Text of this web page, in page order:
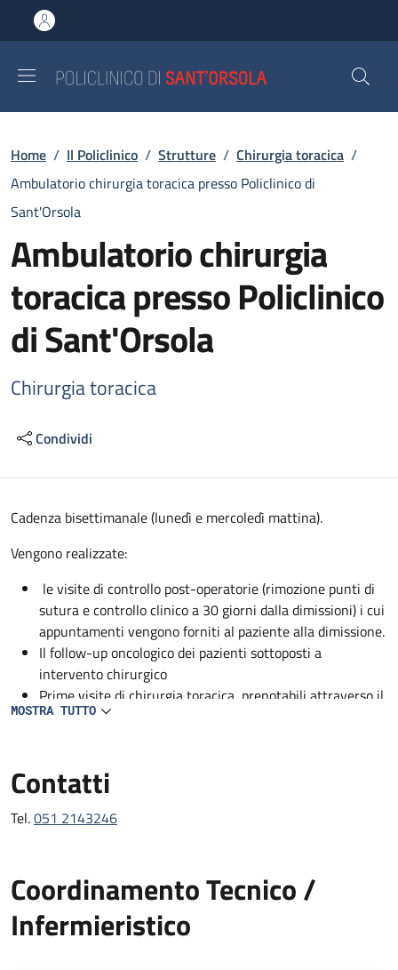
al contenuto principale
to footer content
Briciole di pane
Home / Il Policlinico / Strutture / Chirurgia toracica /
Ambulatorio chirurgia toracica presso Policlinico di
Sant'Orsola
Ambulatorio chirurgia
toracica presso Policlinico
di Sant'Orsola
Chirurgia toracica
Condividi
Descrizione
Cadenza bisettimanale (lunedì e mercoledì mattina).
Vengono realizzate:
le visite di controllo post-operatorie (rimozione punti di
sutura e controllo clinico a 30 giorni dalla dimissioni) i cui
appuntamenti vengono forniti al paziente alla dimissione.
Il follow-up oncologico dei pazienti sottoposti a
intervento chirurgico
Prime visite di chirurgia toracica, prenotabili attraverso il
CUP.
MOSTRA TUTTO
Contatti
Tel.051 2143246
Coordinamento Tecnico /
Infermieristico